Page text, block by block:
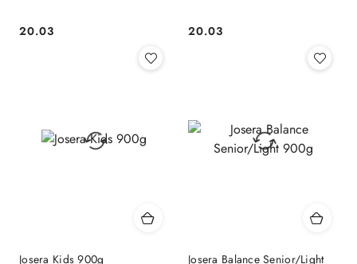
Cena:
20.03 Cena:
20.03
Josera Kids 900g
Josera Balance Senior/Light